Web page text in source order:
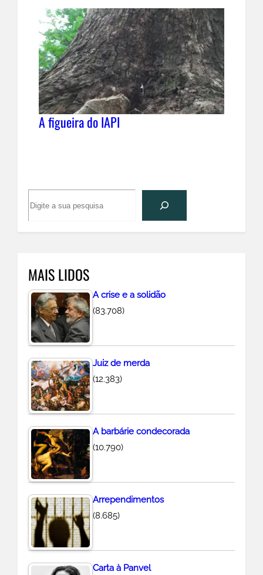
A figueira do IAPI
e
i
s
a
r
MAIS LIDOS
A crise e a solidão
(83.708)
Juiz de merda
(12.383)
A barbárie condecorada
(10.790)
Arrependimentos
(8.685)
Carta à Panvel